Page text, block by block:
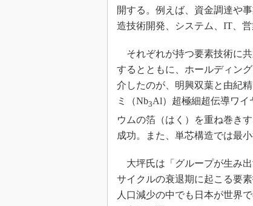
開する。例えば、資金調達や
造技術開発、システム、IT、
それぞれが持つ要素技術に
するとともに、ホールディン
介したのが、明興双葉と由紀
ミ（Nb3Al）超極細超伝導ワイ
ウムの箔（はく）を重ね巻き
成功。また、単芯構造では最
大坪氏は「グループが生み
サイクルの衰退期に起こる要
人口減少の中でも日本が世界